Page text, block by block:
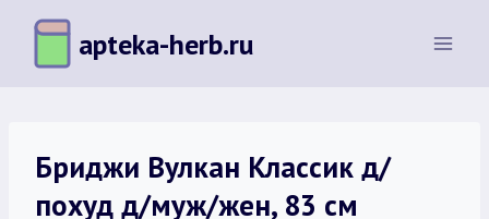
Перейти
содержимому
apteka-herb.ru
Бриджи Вулкан Классик д/
похуд д/муж/жен, 83 см